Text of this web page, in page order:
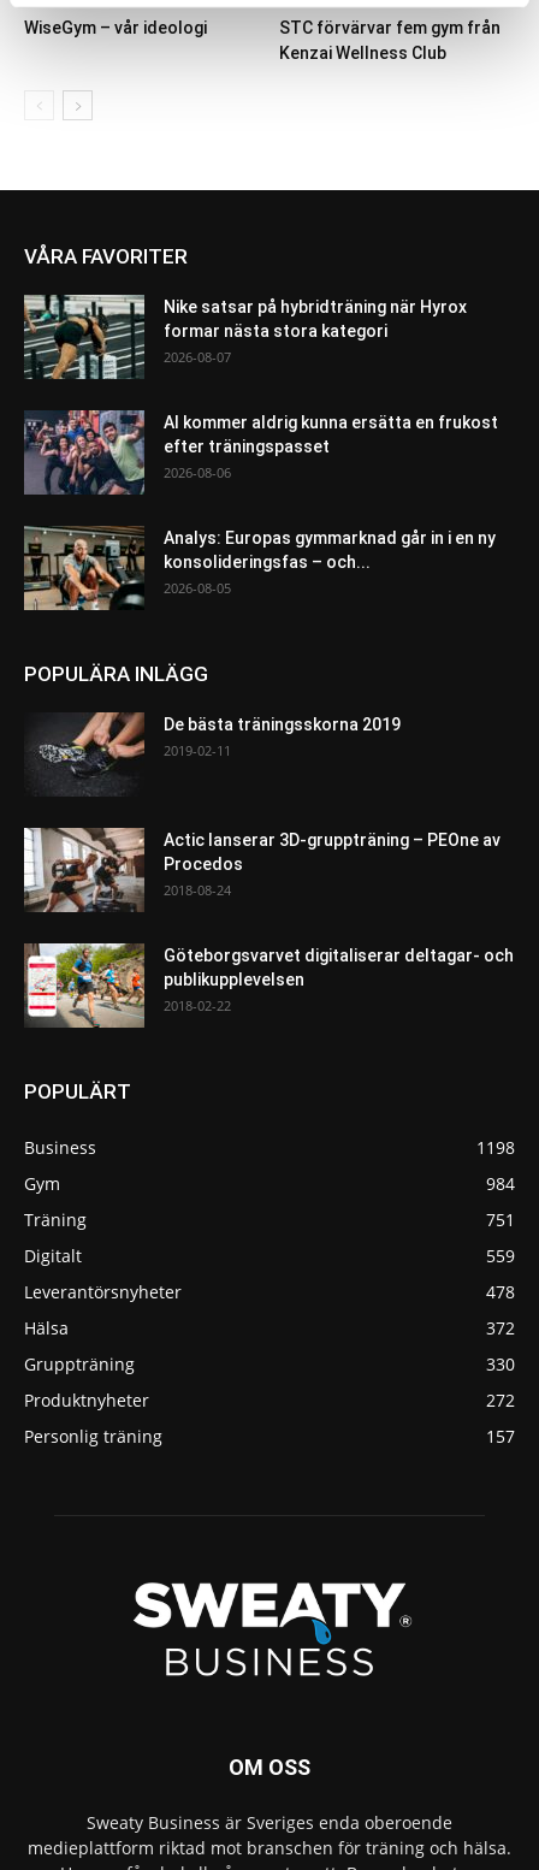
WiseGym – vår ideologi
STC förvärvar fem gym från
Kenzai Wellness Club
VÅRA FAVORITER
Nike satsar på hybridträning när Hyrox
formar nästa stora kategori
2026-08-07
AI kommer aldrig kunna ersätta en frukost
efter träningspasset
2026-08-06
Analys: Europas gymmarknad går in i en ny
konsolideringsfas – och...
2026-08-05
POPULÄRA INLÄGG
De bästa träningsskorna 2019
2019-02-11
Actic lanserar 3D-gruppträning – PEOne av
Procedos
2018-08-24
Göteborgsvarvet digitaliserar deltagar- och
publikupplevelsen
2018-02-22
POPULÄRT
Business
1198
Gym
984
Träning
751
Digitalt
559
Leverantörsnyheter
478
Hälsa
372
Gruppträning
330
Produktnyheter
272
Personlig träning
157
OM OSS
Sweaty Business är Sveriges enda oberoende
medieplattform riktad mot branschen för träning och hälsa.